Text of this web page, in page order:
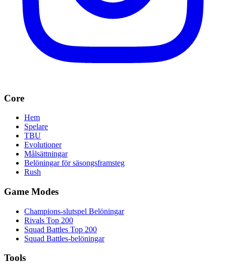
Core
Hem
Spelare
TBU
Evolutioner
Målsättningar
Belöningar för säsongsframsteg
Rush
Game Modes
Champions-slutspel Belöningar
Rivals Top 200
Squad Battles Top 200
Squad Battles-belöningar
Tools